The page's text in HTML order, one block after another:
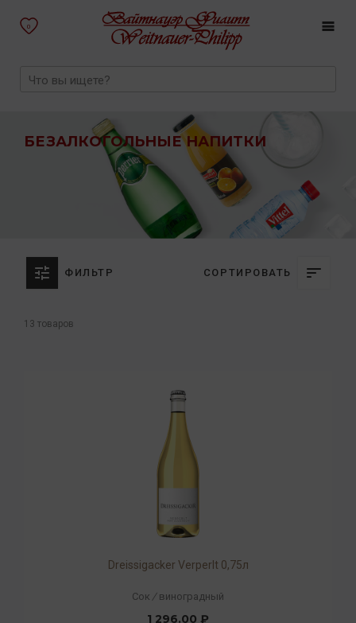
0
БЕЗАЛКОГОЛЬНЫЕ НАПИТКИ
ФИЛЬТР СОРТИРОВАТЬ
13 товаров
Dreissigacker Verperlt 0,75л
Сок / виноградный
1 296.00 ₽